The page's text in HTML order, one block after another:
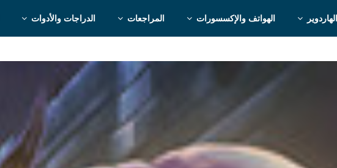
الهاردوير الهواتف والإكسسورات المراجعات الدراجات والأدوات